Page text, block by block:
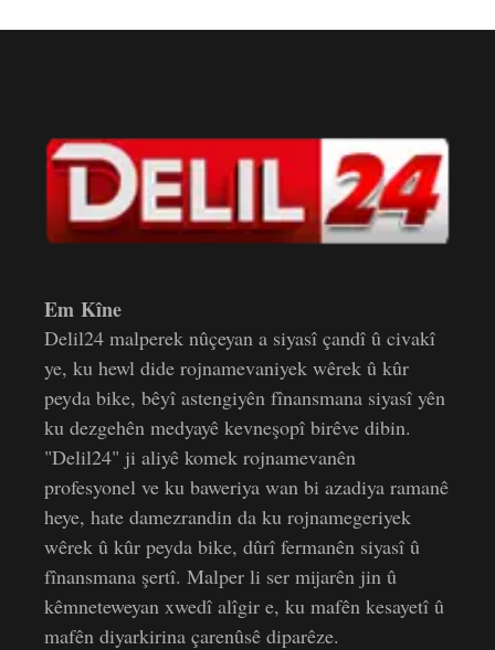
Em Kîne
Delil24 malperek nûçeyan a siyasî çandî û civakî
ye, ku hewl dide rojnamevaniyek wêrek û kûr
peyda bike, bêyî astengiyên fînansmana siyasî yên
ku dezgehên medyayê kevneşopî birêve dibin.
"Delil24" ji aliyê komek rojnamevanên
profesyonel ve ku baweriya wan bi azadiya ramanê
heye, hate damezrandin da ku rojnamegeriyek
wêrek û kûr peyda bike, dûrî fermanên siyasî û
fînansmana şertî. Malper li ser mijarên jin û
kêmneteweyan xwedî alîgir e, ku mafên kesayetî û
mafên diyarkirina çarenûsê diparêze.